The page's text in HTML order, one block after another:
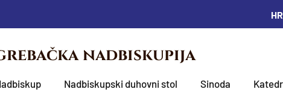
HR
nadbiskupija
Nadbiskupski duhovni stol Sinoda